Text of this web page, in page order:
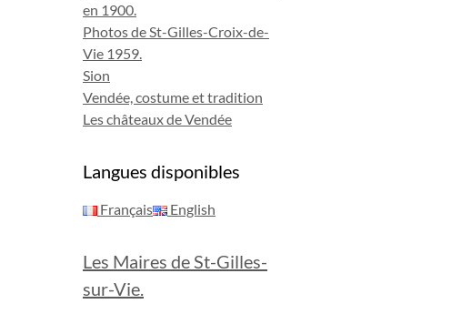
en 1900.
Photos de St-Gilles-Croix-de-
Vie 1959.
Sion
Vendée, costume et tradition
Les châteaux de Vendée
Langues disponibles
Français English
Les Maires de St-Gilles-
sur-Vie.